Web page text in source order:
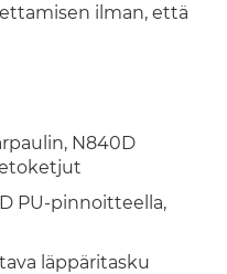
ilman, että
N840D
PU-pinnoitteella,
läppäritasku